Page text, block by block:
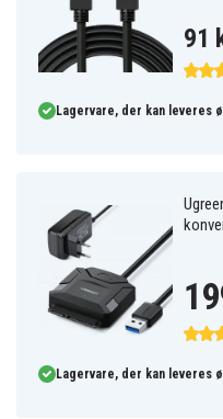
91
Lagervare, der kan leveres
Lagervare, der kan leveres